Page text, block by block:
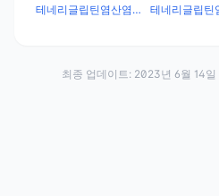
테네리글립틴염산염수화물 26mg · 메트포르민염산염 1000mg
최종 업데이트: 2023년 6월 14일